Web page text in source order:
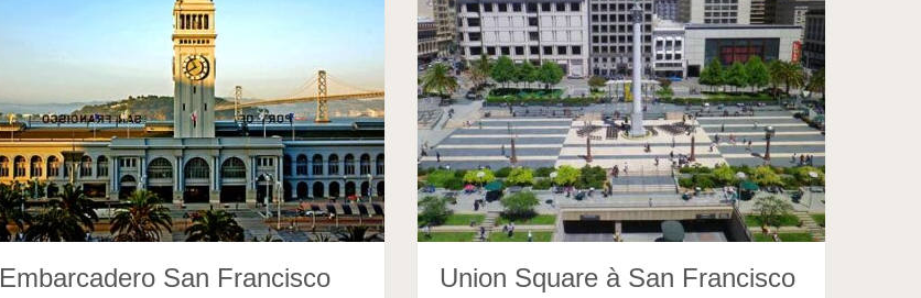
Embarcadero San Francisco Union Square à San Francisco